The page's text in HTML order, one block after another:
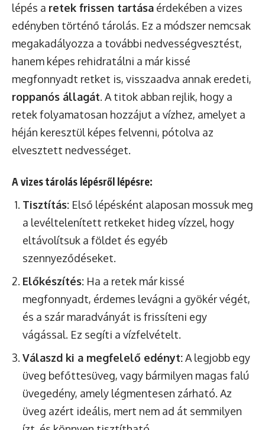
lépés a retek frissen tartása érdekében a vizes
edényben történő tárolás. Ez a módszer nemcsak
megakadályozza a további nedvességvesztést,
hanem képes rehidratálni a már kissé
megfonnyadt retket is, visszaadva annak eredeti,
roppanós állagát. A titok abban rejlik, hogy a
retek folyamatosan hozzájut a vízhez, amelyet a
héján keresztül képes felvenni, pótolva az
elvesztett nedvességet.
A vizes tárolás lépésről lépésre:
Tisztítás: Első lépésként alaposan mossuk meg
a levéltelenített retkeket hideg vízzel, hogy
eltávolítsuk a földet és egyéb
szennyeződéseket.
Előkészítés: Ha a retek már kissé
megfonnyadt, érdemes levágni a gyökér végét,
és a szár maradványát is frissíteni egy
vágással. Ez segíti a vízfelvételt.
Válaszd ki a megfelelő edényt:A legjobb egy
üveg befőttesüveg, vagy bármilyen magas falú
üvegedény, amely légmentesen zárható. Az
üveg azért ideális, mert nem ad át semmilyen